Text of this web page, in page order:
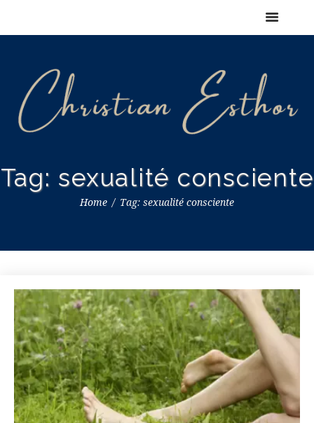
Tag: sexualité consciente
Home Tag: sexualité consciente